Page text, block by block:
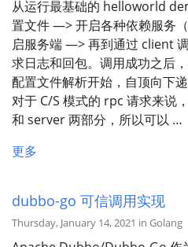
从运行最基础的 helloworld
置文件 —> 开启各种依赖服务
启服务端 —> 再到通过 client
求日志和回包。调用成功之后
配置文件解析开始，自顶向下
对于 C/S 模式的 rpc 请求来说
和 server 两部分，所以可以 …
更多
dubbo-go 可信调用实现
Thursday, January 14, 2021 in Golang